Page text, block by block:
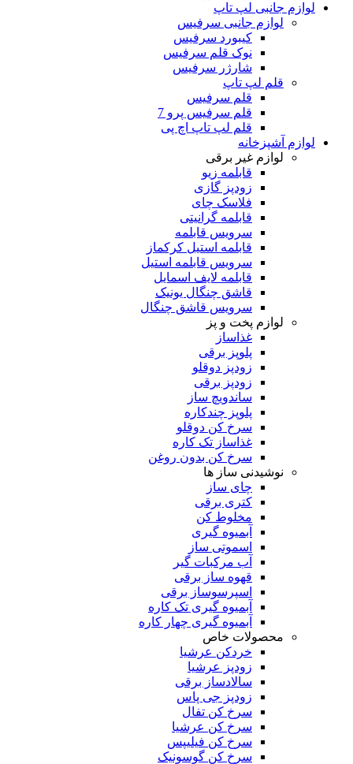
لوازم جانبی لپ تاپ
لوازم جانبی سرفیس
کیبورد سرفیس
نوک قلم سرفیس
شارژر سرفیس
قلم لپ تاپ
قلم سرفیس
قلم سرفیس پرو 7
قلم لپ تاپ اچ پی
لوازم آشپزخانه
لوازم غیر برقی
قابلمه زیو
زودپز گازی
فلاسک چای
قابلمه گرانیتی
سرویس قابلمه
قابلمه استیل کرکماز
سرویس قابلمه استیل
قابلمه لایف اسمایل
قاشق چنگال یونیک
سرویس قاشق چنگال
لوازم پخت و پز
غذاساز
پلوپز برقی
زودپز دوقلو
زودپز برقی
ساندویچ ساز
پلوپز چندکاره
سرخ کن دوقلو
غذاساز تک کاره
سرخ کن بدون روغن
نوشیدنی ساز ها
چای ساز
کتری برقی
مخلوط کن
آبمیوه گیری
اسموتی ساز
آب مرکبات گیر
قهوه ساز برقی
اسپرسوساز برقی
آبمیوه گیری تک کاره
آبمیوه گیری چهار کاره
محصولات خاص
خردکن عرشیا
زودپز عرشیا
سالادساز برقی
زودپز جی پاس
سرخ کن تفال
سرخ کن عرشیا
سرخ کن فیلیپس
سرخ کن گوسونیک